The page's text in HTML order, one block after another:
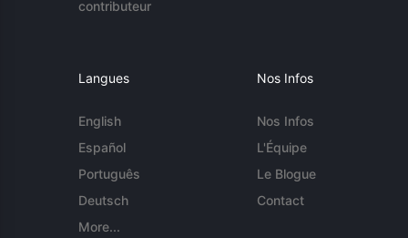
contributeur
Langues
English
Español
Português
Deutsch
More...
Nos Infos
Nos Infos
L'Équipe
Le Blogue
Contact